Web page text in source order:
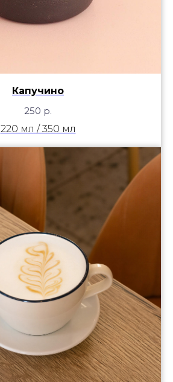
Капучино
250 р.
220 мл / 350 мл